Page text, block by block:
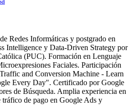
Redes Informáticas y postgrado en
Intelligence y Data-Driven Strategy por
(PUC). Formación en Lenguaje
Faciales. Participación
and Conversion Machine - Learn
Every Day". Certificado por Google
de Búsqueda. Amplia experiencia en
de pago en Google Ads y